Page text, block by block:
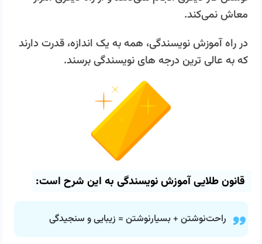
معاش نمی‌کند.
در راه آموزش نویسندگی، همه به یک اندازه، قدرت دارند
که به عالی ترین درجه های نویسندگی برسند.
قانون طلایی آموزش نویسندگی به این شرح است:
راحت‌نوشتن + بسیارنوشتن = زیبایی و سنجیدگی